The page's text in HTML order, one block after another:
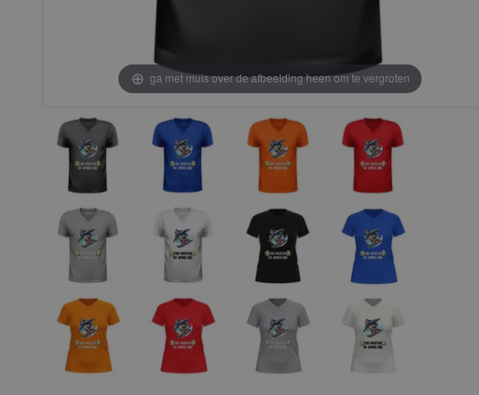
ga met muis over de afbeelding heen om te vergroten